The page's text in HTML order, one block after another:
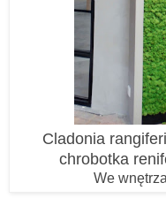
Cladonia
chrobotka
We